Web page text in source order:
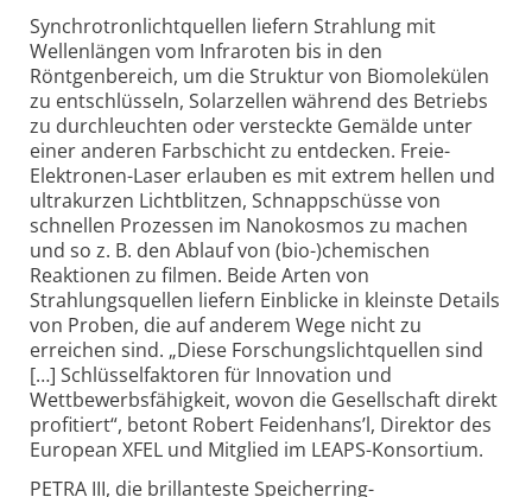
Synchrotronlichtquellen liefern Strahlung mit
Wellenlängen vom Infraroten bis in den
Röntgenbereich, um die Struktur von Biomolekülen
zu entschlüsseln, Solarzellen während des Betriebs
zu durchleuchten oder versteckte Gemälde unter
einer anderen Farbschicht zu entdecken. Freie-
Elektronen-Laser erlauben es mit extrem hellen und
ultrakurzen Lichtblitzen, Schnappschüsse von
schnellen Prozessen im Nanokosmos zu machen
und so z. B. den Ablauf von (bio-)chemischen
Reaktionen zu filmen. Beide Arten von
Strahlungsquellen liefern Einblicke in kleinste Details
von Proben, die auf anderem Wege nicht zu
erreichen sind. „Diese Forschungslichtquellen sind
[…] Schlüsselfaktoren für Innovation und
Wettbewerbsfähigkeit, wovon die Gesellschaft direkt
profitiert“, betont Robert Feidenhans’l, Direktor des
European XFEL und Mitglied im LEAPS-Konsortium.
PETRA III, die brillanteste Speicherring-